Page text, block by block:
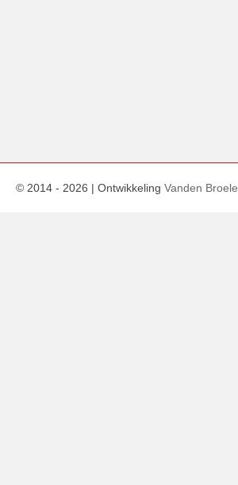
© 2014 - 2026 | Ontwikkeling Vanden Broele